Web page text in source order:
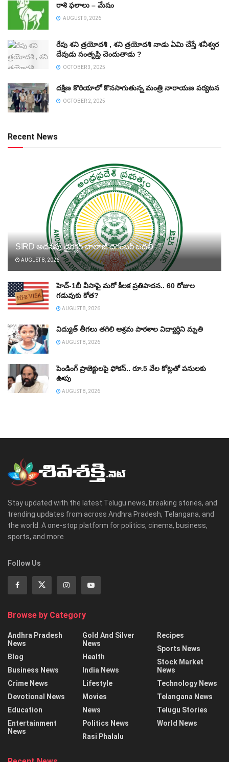
రాశి ఫలాలు – మేషం
AUGUST 9, 2026
రేపు శని త్రయోదశి , శని త్రయోదశి నాడు ఏమి చేస్తే శనీశ్వర
దేవుడు సంతృప్తి చెందుతాడు ?
OCTOBER 3, 2025
దక్షిణ కొరియాలో కొనసాగుతున్న మంత్రి నారాయణ పర్యటన
OCTOBER 2, 2025
Recent News
SIRD అదనపు డైరెక్టర్‌ బాలాజీ దిగంబర్‌ బదిలీ
AUGUST 8, 2026
హెచ్‌-1బీ వీసాపై మరో కీలక ప్రతిపాదన.. 60 రోజుల
గడువుకు కోత?
AUGUST 8, 2026
విద్యుత్‌ తీగలు తగిలి ఆశ్రమ పాఠశాల విద్యార్థిని మృతి
AUGUST 8, 2026
పెండింగ్‌ ప్రాజెక్టులపై ఫోకస్‌.. రూ.5 వేల కోట్లతో పనులకు
ఊపు
AUGUST 8, 2026
Stay updated with the latest Telugu news, breaking stories, and
trending updates from across Andhra Pradesh, Telangana, and
the world. A one-stop platform for politics, cinema, business,
sports, and more
Follow Us
Browse by Category
Andhra Pradesh
News
Blog
Business News
Crime News
Devotional News
Education
Entertainment
News
Gold And Silver
News
Health
India News
Lifestyle
Movies
News
Politics News
Rasi Phalalu
Recipes
Sports News
Stock Market
News
Technology News
Telangana News
Telugu Stories
World News